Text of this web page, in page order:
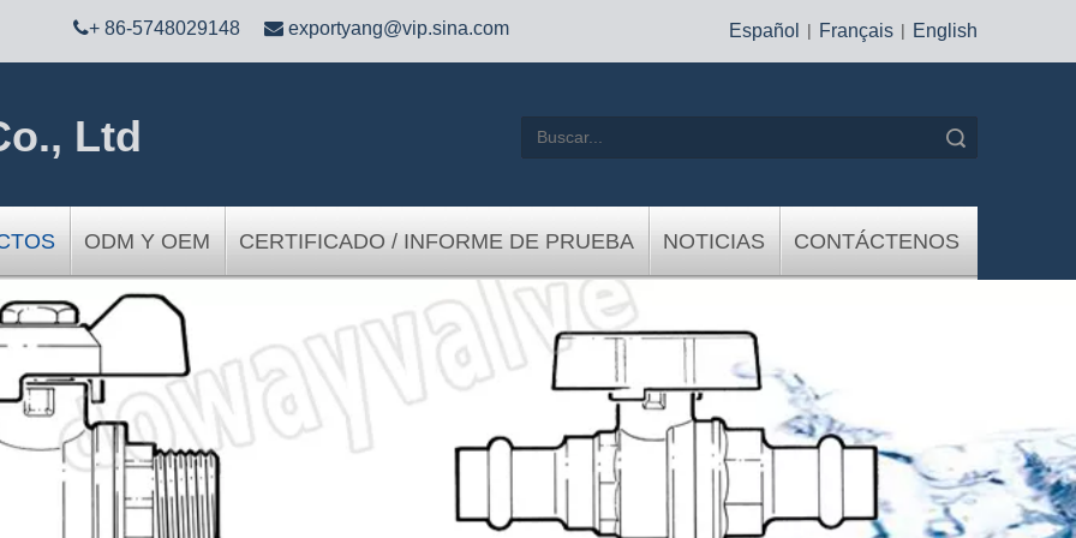
+ 86-5748029148  exportyang@vip.sina.com Español | Français | English
Ltd
ODM Y OEM CERTIFICADO / INFORME DE PRUEBA NOTICIAS CONTÁCTENOS